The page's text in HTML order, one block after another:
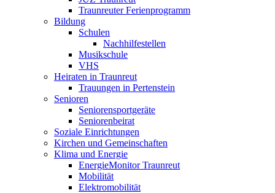
Traunreuter Ferienprogramm
Bildung
Schulen
Nachhilfestellen
Musikschule
VHS
Heiraten in Traunreut
Trauungen in Pertenstein
Senioren
Seniorensportgeräte
Seniorenbeirat
Soziale Einrichtungen
Kirchen und Gemeinschaften
Klima und Energie
EnergieMonitor Traunreut
Mobilität
Elektromobilität